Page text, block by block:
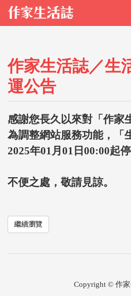
作家生活誌／生
運公告
感謝您長久以來對「作家
為調整網站服務功能，「
2025年01月01日00:00起
不便之處，敬請見諒。
繼續瀏覽
Copyright © 作